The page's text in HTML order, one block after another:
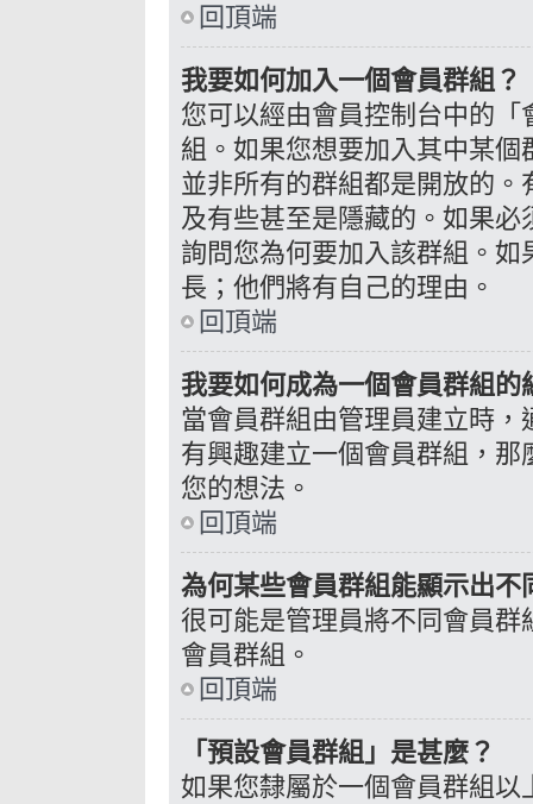
回頂端
我要如何加入一個會員群組？
您可以經由會員控制台中的
組。如果您想要加入其中某
並非所有的群組都是開放的
及有些甚至是隱藏的。如果
詢問您為何要加入該群組。
長；他們將有自己的理由。
回頂端
我要如何成為一個會員群組的
當會員群組由管理員建立時
有興趣建立一個會員群組，
您的想法。
回頂端
為何某些會員群組能顯示出不
很可能是管理員將不同會員
會員群組。
回頂端
「預設會員群組」是甚麼？
如果您隸屬於一個會員群組